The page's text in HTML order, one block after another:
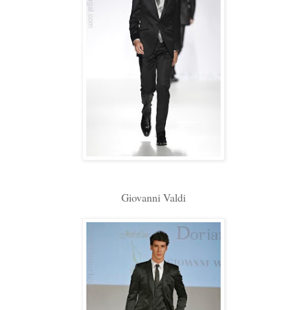
Giovanni Valdi